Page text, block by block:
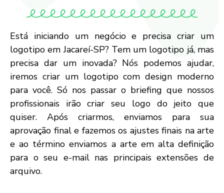
Está iniciando um negócio e precisa criar um
logotipo em Jacareí-SP? Tem um logotipo já, mas
precisa dar um inovada? Nós podemos ajudar,
iremos criar um logotipo com design moderno
para você. Só nos passar o briefing que nossos
profissionais irão criar seu logo do jeito que
quiser. Após criarmos, enviamos para sua
aprovação final e fazemos os ajustes finais na arte
e ao término enviamos a arte em alta definição
para o seu e-mail nas principais extensões de
arquivo.